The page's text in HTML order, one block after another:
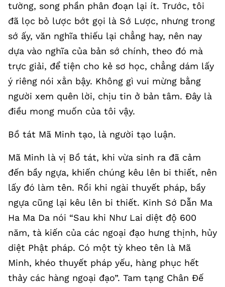
tường, song phần phân đoạn lại ít. Trước, tôi
đã lọc bỏ lược bớt gọi là Sớ Lược, nhưng trong
sớ ấy, văn nghĩa thiếu lại chẳng hay, nên nay
dựa vào nghĩa của bản sớ chính, theo đó mà
trực giải, để tiện cho kẻ sơ học, chẳng dám lấy
ý riêng nói xằn bậy. Không gì vui mừng bằng
người xem quên lời, chịu tin ở bản tâm. Đây là
điều mong muốn của tôi vậy.
Bồ tát Mã Minh tạo, là người tạo luận.
Mã Minh là vị Bồ tát, khi vừa sinh ra đã cảm
đến bầy ngựa, khiến chúng kêu lên bi thiết, nên
lấy đó làm tên. Rồi khi ngài thuyết pháp, bầy
ngựa cũng lại kêu lên bi thiết. Kinh Sớ Dẫn Ma
Ha Ma Da nói “Sau khi Như Lai diệt độ 600
năm, tà kiến của các ngoại đạo hưng thịnh, hủy
diệt Phật pháp. Có một tỳ kheo tên là Mã
Minh, khéo thuyết pháp yếu, hàng phục hết
thảy các hàng ngoại đạo”. Tam tạng Chân Đế